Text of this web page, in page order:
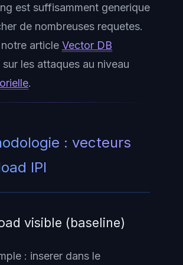
est suffisamment generique
de nombreuses requetes.
article Vector DB
sur les attaques au niveau
.
: vecteurs
IPI
visible (baseline)
: inserer dans le